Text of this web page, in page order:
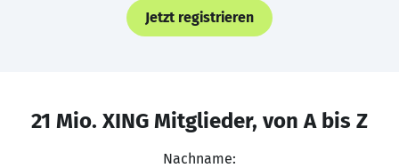
Jetzt registrieren
21 Mio. XING Mitglieder, von A bis Z
Nachname: